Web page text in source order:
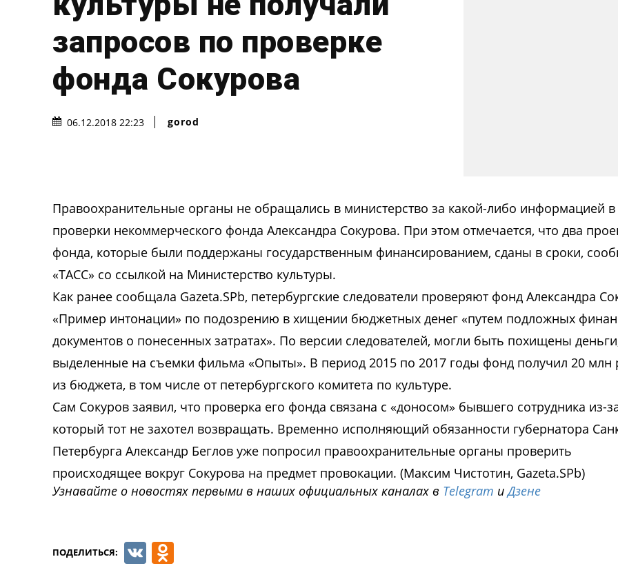
запросов по проверке
фонда Сокурова
06.12.2018 22:23 gorod
Правоохранительные органы не обращались в министерство за какой-либо информацией в
проверки некоммерческого фонда Александра Сокурова. При этом отмечается, что два
фонда, которые были поддержаны государственным финансированием, сданы в сроки,
«ТАСС» со ссылкой на Министерство культуры.
Как ранее сообщала Gazeta.SPb, петербургские следователи проверяют фонд Александра
«Пример интонации» по подозрению в хищении бюджетных денег «путем подложных
документов о понесенных затратах». По версии следователей, могли быть похищены
выделенные на съемки фильма «Опыты». В период 2015 по 2017 годы фонд получил 20 млн
из бюджета, в том числе от петербургского комитета по культуре.
Сам Сокуров заявил, что проверка его фонда связана с «доносом» бывшего сотрудника из-
который тот не захотел возвращать. Временно исполняющий обязанности губернатора
Петербурга Александр Беглов уже попросил правоохранительные органы проверить
происходящее вокруг Сокурова на предмет провокации. (Максим Чистотин, Gazeta.SPb)
Узнавайте о новостях первыми в наших официальных каналах в Telegram иДзене
ПОДЕЛИТЬСЯ: VK